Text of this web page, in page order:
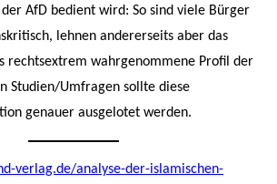
AfD bedient wird: So sind viele Bürger
lehnen andererseits aber das
rechtsextrem wahrgenommene Profil der
Studien/Umfragen sollte diese
genauer ausgelotet werden.
verlag.de/analyse-der-islamischen-